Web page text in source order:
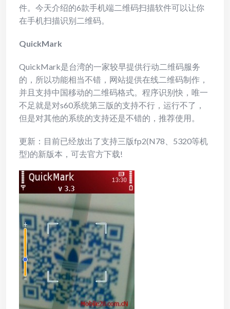
件。今天介绍的6款手机端二维码扫描软件可以让你
在手机扫描识别二维码。
QuickMark
QuickMark是台湾的一家较早提供行动二维码服务
的，所以功能相当不错，网站提供在线二维码制作，
并且支持中国移动的二维码格式。程序识别快，唯一
不足就是对s60系统第三版的支持不行，运行不了，
但是对其他的系统的支持还是不错的，推荐使用。
更新：目前已经放出了支持三版fp2(N78、5320等机
型)的新版本，可去官方下载!